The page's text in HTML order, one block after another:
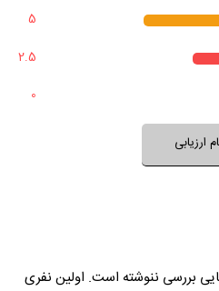
بعد از پایان فیلم به آن فکر می‌کردید؟
فیلم با فرهنگ خانواده شما سازگار است؟
را ثبت کنید
5
2.5
0
ارزیابی
بررسی ننوشته است. اولین نفری